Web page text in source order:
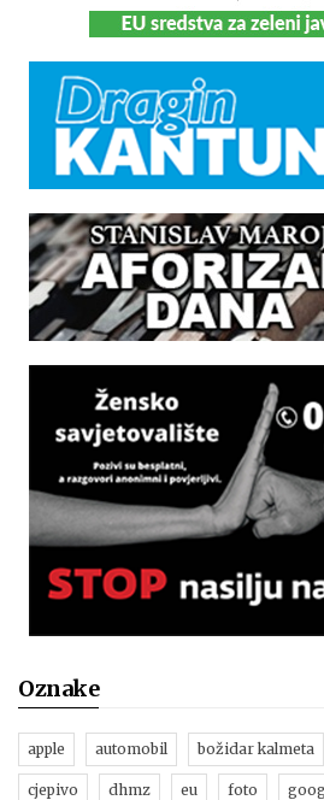
Oznake
apple automobil božidar kalmeta
cjepivo dhmz eu foto